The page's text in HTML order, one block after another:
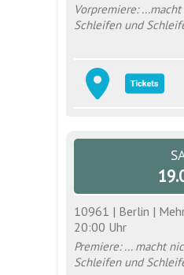
Vorpremiere:
Schleifen und
10961 | Berlin |
20:00 Uhr
Premiere: ... macht
Schleifen und